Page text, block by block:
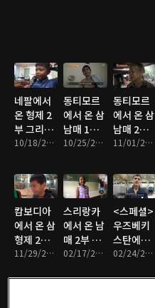
네팔에서
온 형제 2
부 그리운
목소리, 3
회
10/18/2016 • 47분
동티모르
에서 온 삼
남매 1부
축구왕 얀
10/25/2016 • 48분
동티모르
에서 온 삼
남매 2부
잘 해낼 수
11/01/2016 • 45분
캄보디아
에서 온 삼
형제 2부
무대에 서
11/29/2016 • 44분
스리랑카
에서 온 남
매 2부 보
고 싶은 아
02/17/2017 • 45분
<스페셜>
우즈베키
스탄에서
온 자매02/24/2017 • 50분